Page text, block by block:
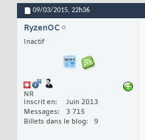
09/03/2015, 22h36
RyzenOC
Inactif
NR
Inscrit en
Juin 2013
Messages
3 715
Billets dans le blog
9